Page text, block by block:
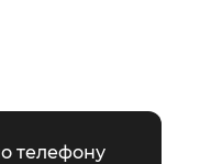
телефону